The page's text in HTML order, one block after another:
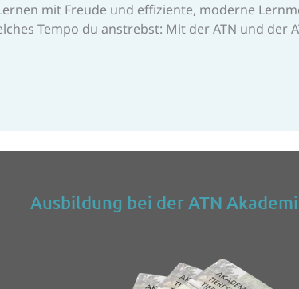
mit Freude und effiziente, moderne
Tempo du anstrebst: Mit der ATN und der
Ausbildung bei der ATN